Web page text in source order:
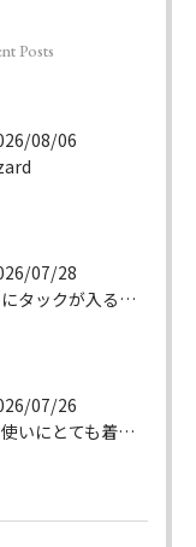
Posts
08/06
07/28
斜めにタックが入る事でスカートに綺麗な流れができ、品の良さを...
07/26
日常使いにとても着やすいデニムのセットアップ。